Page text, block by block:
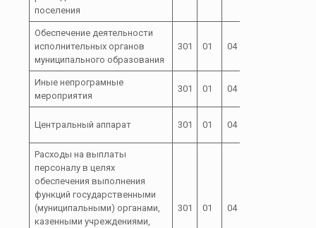
поселения
Обеспечение деятельности
исполнительных органов
муниципального образования
301 01 04
Иные непрограмные
мероприятия
301 01 04
Центральный аппарат 301 01 04
Расходы на выплаты
персоналу в целях
обеспечения выполнения
функций государственными
(муниципальными) органами,
казенными учреждениями,
301 01 04